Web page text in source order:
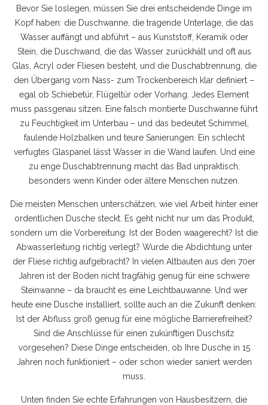
Bevor Sie loslegen, müssen Sie drei entscheidende Dinge im
Kopf haben: die Duschwanne, die tragende Unterlage, die das
Wasser auffängt und abführt – aus Kunststoff, Keramik oder
Stein , die Duschwand
die das Wasser zurückhält und oft aus
Glas, Acryl oder Fliesen besteht, und die Duschabtrennung die
den Übergang vom Nass- zum Trockenbereich klar definiert –
egal ob Schiebetür, Flügeltür oder Vorhang . Jedes Element
muss passgenau sitzen. Eine falsch montierte Duschwanne führt
zu Feuchtigkeit im Unterbau – und das bedeutet Schimmel,
faulende Holzbalken und teure Sanierungen. Ein schlecht
verfugtes Glaspanel lässt Wasser in die Wand laufen. Und eine
zu enge Duschabtrennung macht das Bad unpraktisch,
besonders wenn Kinder oder ältere Menschen nutzen.
Die meisten Menschen unterschätzen, wie viel Arbeit hinter einer
ordentlichen Dusche steckt. Es geht nicht nur um das Produkt,
sondern um die Vorbereitung: Ist der Boden waagerecht? Ist die
Abwasserleitung richtig verlegt? Wurde die Abdichtung unter
der Fliese richtig aufgebracht? In vielen Altbauten aus den 70er
Jahren ist der Boden nicht tragfähig genug für eine schwere
Steinwanne – da braucht es eine Leichtbauwanne. Und wer
heute eine Dusche installiert, sollte auch an die Zukunft denken:
Ist der Abfluss groß genug für eine mögliche Barrierefreiheit?
Sind die Anschlüsse für einen zukünftigen Duschsitz
vorgesehen? Diese Dinge entscheiden, ob Ihre Dusche in 15
Jahren noch funktioniert – oder schon wieder saniert werden
muss.
Unten finden Sie echte Erfahrungen von Hausbesitzern, die